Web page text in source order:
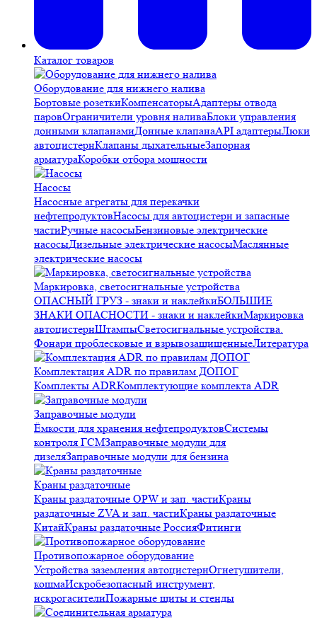
Каталог товаров
Оборудование для нижнего налива
Бортовые розеткиКомпенсаторыАдаптеры отвода
паровОграничители уровня наливаБлоки управления
донными клапанамиДонные клапанаAPI адаптерыЛюки
автоцистернКлапаны дыхательныеЗапорная
арматураКоробки отбора мощности
Насосы
Насосные агрегаты для перекачки
нефтепродуктовНасосы для автоцистерн и запасные
частиРучные насосыБензиновые электрические
насосыДизельные электрические насосыМаслянные
электрические насосы
Маркировка, светосигнальные устройства
ОПАСНЫЙ ГРУЗ - знаки и наклейкиБОЛЬШИЕ
ЗНАКИ ОПАСНОСТИ - знаки и наклейкиМаркировка
автоцистернШтампыСветосигнальные устройства.
Фонари проблесковые и взрывозащищенныеЛитература
Комплектация ADR по правилам ДОПОГ
Комплекты ADRКомплектующие комплекта ADR
Заправочные модули
Ёмкости для хранения нефтепродуктовСистемы
контроля ГСМЗаправочные модули для
дизеляЗаправочные модули для бензина
Краны раздаточные
Краны раздаточные OPW и зап. частиКраны
раздаточные ZVA и зап. частиКраны раздаточные
КитайКраны раздаточные РоссияФитинги
Противопожарное оборудование
Устройства заземления автоцистернОгнетушители,
кошмаИскробезопасный инструмент,
искрогасителиПожарные щиты и стенды